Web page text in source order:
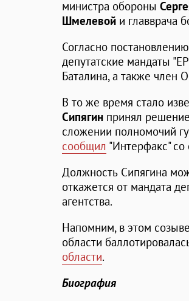
министра обороны
Шмелевой и главврача
Согласно
депутатские мандаты
Баталина, а также член
В то же время стало
Сипягин принял
сложении полномочий
сообщил "Интерфакс"
Должность Сипягина
откажется от мандата
агентства.
Напомним, в этом
области
области.
Биография